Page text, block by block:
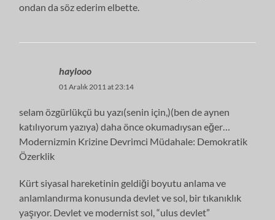
ondan da söz ederim elbette.
haylooo
01 Aralık 2011 at 23:14
selam özgürlükçü bu yazı(senin için,)(ben de aynen
katılıyorum yazıya) daha önce okumadıysan eğer…
Modernizmin Krizine Devrimci Müdahale: Demokratik
Özerklik
Kürt siyasal hareketinin geldiği boyutu anlama ve
anlamlandırma konusunda devlet ve sol, bir tıkanıklık
yaşıyor. Devlet ve modernist sol, “ulus devlet”